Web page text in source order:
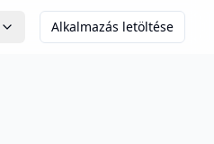
Alkalmazás letöltése